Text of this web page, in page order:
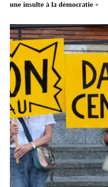
une insulte à la démocratie »